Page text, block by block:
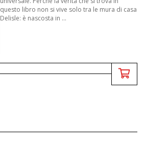
questo libro non si vive solo tra le mura di casa
Delisle: è nascosta in ...